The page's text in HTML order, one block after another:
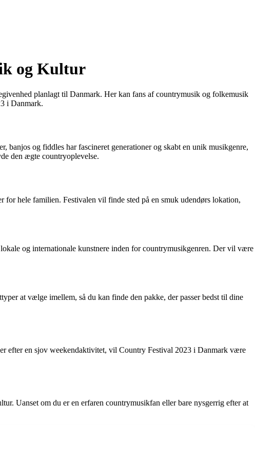
og Kultur
planlagt til Danmark. Her kan fans af countrymusik og folkemusik
i Danmark.
banjos og fiddles har fascineret generationer og skabt en unik musikgenre,
den ægte countryoplevelse.
hele familien. Festivalen vil finde sted på en smuk udendørs lokation,
og internationale kunstnere inden for countrymusikgenren. Der vil være
at vælge imellem, så du kan finde den pakke, der passer bedst til dine
efter en sjov weekendaktivitet, vil Country Festival 2023 i Danmark være
Uanset om du er en erfaren countrymusikfan eller bare nysgerrig efter at